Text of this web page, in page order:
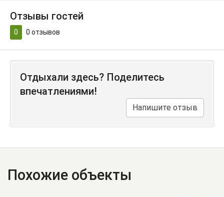
Отзывы гостей
0 0 отзывов
Отдыхали здесь? Поделитесь
впечатлениями!
Напишите отзыв
Похожие объекты